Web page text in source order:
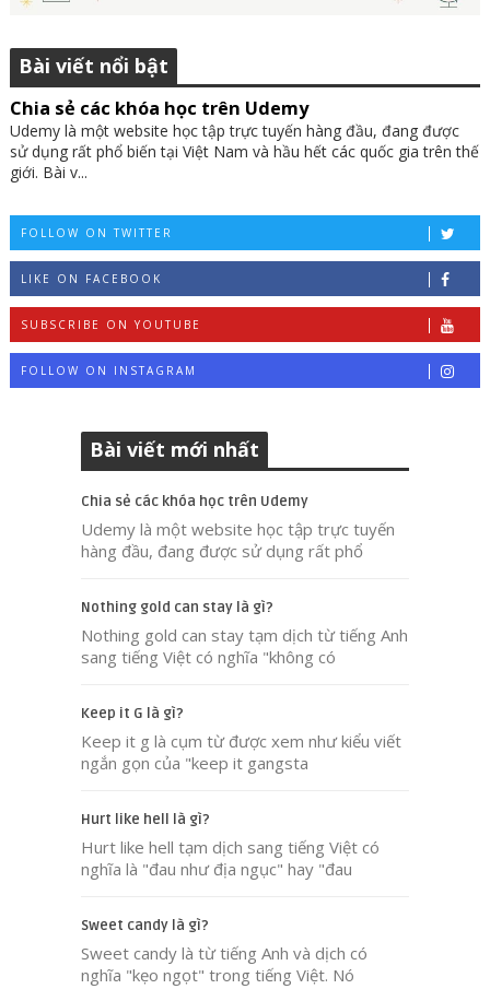
Bài viết nổi bật
Chia sẻ các khóa học trên Udemy
Udemy là một website học tập trực tuyến hàng đầu, đang được
sử dụng rất phổ biến tại Việt Nam và hầu hết các quốc gia trên thế
giới. Bài v...
FOLLOW ON TWITTER
LIKE ON FACEBOOK
SUBSCRIBE ON YOUTUBE
FOLLOW ON INSTAGRAM
Bài viết mới nhất
Chia sẻ các khóa học trên Udemy
Udemy là một website học tập trực tuyến
hàng đầu, đang được sử dụng rất phổ
Nothing gold can stay là gì?
Nothing gold can stay tạm dịch từ tiếng Anh
sang tiếng Việt có nghĩa "không có
Keep it G là gì?
Keep it g là cụm từ được xem như kiểu viết
ngắn gọn của "keep it gangsta
Hurt like hell là gì?
Hurt like hell tạm dịch sang tiếng Việt có
nghĩa là "đau như địa ngục" hay "đau
Sweet candy là gì?
Sweet candy là từ tiếng Anh và dịch có
nghĩa "kẹo ngọt" trong tiếng Việt. Nó